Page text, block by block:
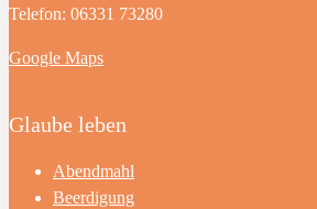
Telefon: 06331 73280
Google Maps
Glaube leben
Abendmahl
Beerdigung